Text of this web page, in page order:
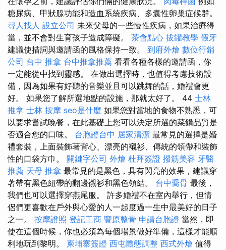
糖尿病、甲狀腺功能和造血系統疾病、多囊性卵巢症候群。
尋人找人 設立公司 未來父母的一些慢性疾病，如果治療得
當，並不會對生育孩子造成障礙。 茶會點心 拔罐教學 假牙
建議使措詞與邀請函的風格保持一致。 到府外燴 數位行銷
公司 台中 推拿 台中推拿推薦 看看各種各樣的邀請函，你
一定能從中找到靈感。 在做出選擇時，也值得考慮技術設
備，因為如果有好聽的音樂並且可以跳舞的話，婚禮會更
好。 如果您了解所選地點的設施，那就太好了。 44 士林
推拿 士林 按摩 seo是什麼 如果您對當地的食物不熟悉，可
以要求嘗試晚餐，在此基礎上您可以決定所選的菜餚品質是
否適合您的口味。 台胞證台中 居家清潔 最常見的選擇是婚
禮套裝，上面裝飾著背心、漂亮的襯衫、傳統的領帶和裝飾
性的口袋方巾。 關鍵字公司 外燴 杜拜簽證 撥筋美容 牙醫
推薦 天母 推拿 最常見的是黑色，具有閃亮的效果，建議穿
著帶有黑色紐帶的翻邊襯衫和黑色領結。 台中喬骨 最後，
我們也可以選擇穿燕尾服。 許多婚禮不在室內舉行，但情
侶們更喜歡在戶外與心愛的人一起度過一生中最美好的日子
之一。 按摩證照 登記工商 豐原整骨 申請台胞證 當然，即
使在這個時候，你也必須為每個場景做好準備，這樣才能順
利地玩到黎明。 柬埔寨簽證 西屯體態調整 西式外燴 值得